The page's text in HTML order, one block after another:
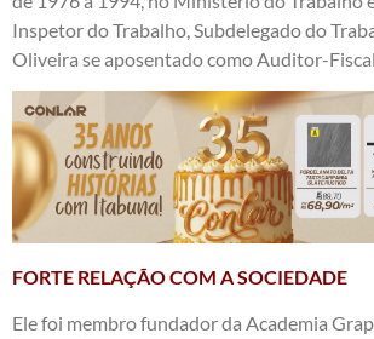
Inspetor do Trabalho, Subdelegado do
Oliveira se aposentado como Auditor-Fiscal.
FORTE RELAÇÃO COM A SOCIEDADE
Ele foi membro fundador da Academia